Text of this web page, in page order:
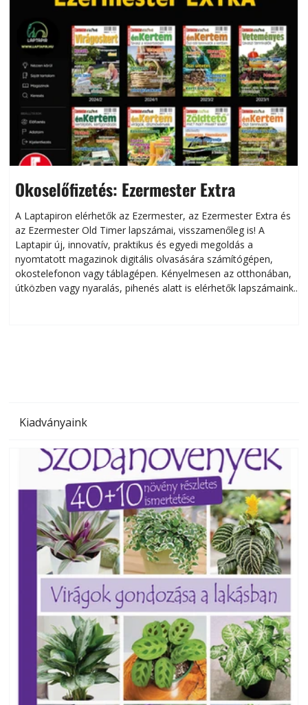
Okoselőfizetés: Ezermester Extra
A Laptapiron elérhetők az Ezermester, az Ezermester Extra és
az Ezermester Old Timer lapszámai, visszamenőleg is! A
Laptapir új, innovatív, praktikus és egyedi megoldás a
nyomtatott magazinok digitális olvasására számítógépen,
okostelefonon vagy táblagépen. Kényelmesen az otthonában,
útközben vagy nyaralás, pihenés alatt is elérhetők lapszámaink.
Kiadványaink